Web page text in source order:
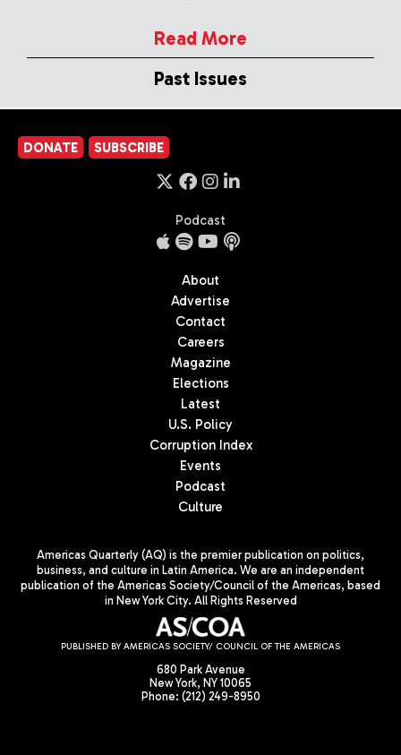
Read More
Past Issues
DONATE SUBSCRIBE
Podcast
About
Advertise
Contact
Careers
Magazine
Elections
Latest
U.S. Policy
Corruption Index
Events
Podcast
Culture
Americas Quarterly (AQ) is the premier publication on politics,
business, and culture in Latin America. We are an independent
publication of the Americas Society/Council of the Americas, based
in New York City. All Rights Reserved
PUBLISHED BY AMERICAS SOCIETY/ COUNCIL OF THE AMERICAS
680 Park Avenue
New York, NY 10065
Phone: (212) 249-8950